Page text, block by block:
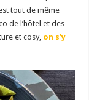
tout de même
de l’hôtel et des
et cosy, on s’y